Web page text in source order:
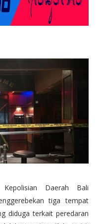
Kepolisian Daerah Bali
tiga tempat
diduga terkait peredaran